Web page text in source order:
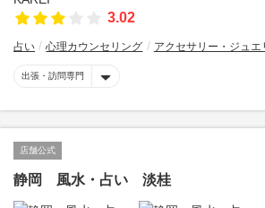
3.02
占い 心理カウンセリング アクセサリー・ジュエ
出張・訪問専門
店舗公式
静岡 風水・占い 淡桂